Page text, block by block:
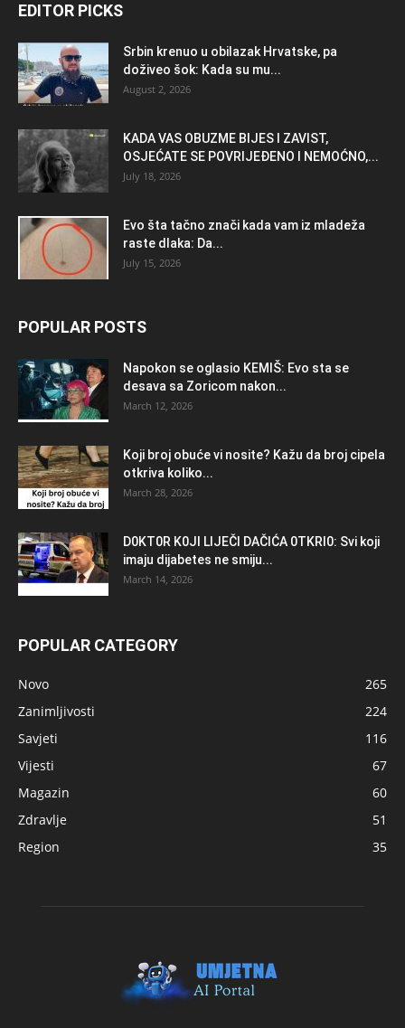
EDITOR PICKS
Srbin krenuo u obilazak Hrvatske, pa
doživeo šok: Kada su mu...
August 2, 2026
KADA VAS OBUZME BIJES I ZAVIST,
OSJEĆATE SE POVRIJEĐENO I NEMOĆNO,...
July 18, 2026
Evo šta tačno znači kada vam iz mladeža
raste dlaka: Da...
July 15, 2026
POPULAR POSTS
Napokon se oglasio KEMlŠ: Evo sta se
desava sa Zoricom nakon...
March 12, 2026
Koji broj obuće vi nosite? Kažu da broj cipela
otkriva koliko...
March 28, 2026
D0KT0R K0Jl LlJEČl DAČlĆA 0TKRl0: Svi koji
imaju dijabetes ne smiju...
March 14, 2026
POPULAR CATEGORY
Novo
265
Zanimljivosti
224
Savjeti
116
Vijesti
67
Magazin
60
Zdravlje
51
Region
35